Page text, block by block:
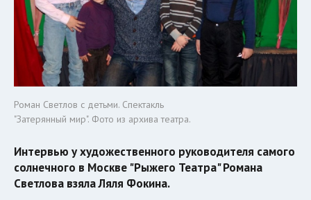
Роман Светлов с детьми. Спектакль
"Затерянный мир". Фото из архива театра.
Интервью у художественного руководителя самого
солнечного в Москве "Рыжего Театра" Романа
Светлова взяла Ляля Фокина.